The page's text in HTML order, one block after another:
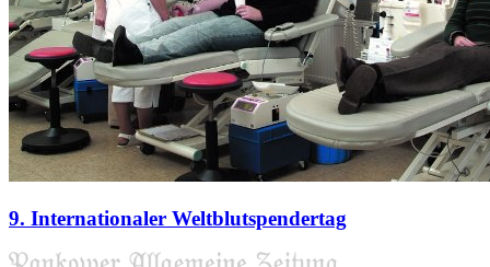
9. Internationaler Weltblutspendertag